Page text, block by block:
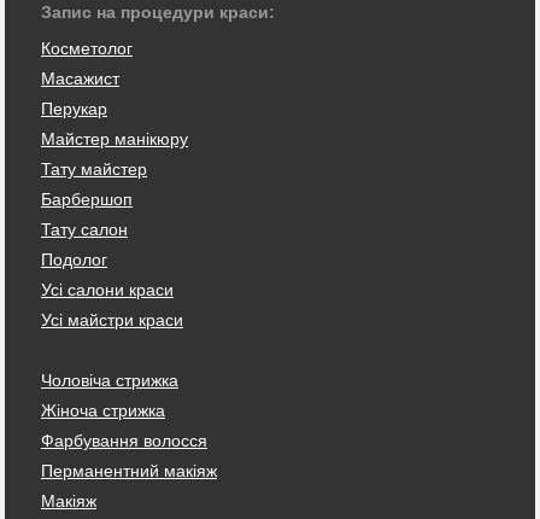
Запис на процедури краси:
Косметолог
Масажист
Перукар
Майстер манікюру
Тату майстер
Барбершоп
Тату салон
Подолог
Усі салони краси
Усі майстри краси
Чоловіча стрижка
Жіноча стрижка
Фарбування волосся
Перманентний макіяж
Макіяж